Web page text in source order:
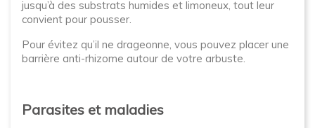
jusqu’à des substrats humides et limoneux, tout leur
convient pour pousser.
Pour évitez qu’il ne drageonne, vous pouvez placer une
barrière anti-rhizome autour de votre arbuste.
Parasites et maladies